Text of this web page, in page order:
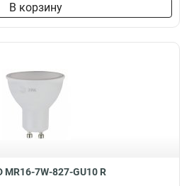
В корзину
MR16-7W-827-GU10 R